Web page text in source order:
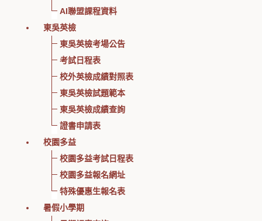
AI聯盟課程資料
東吳英檢
東吳英檢考場公告
考試日程表
校外英檢成績對照表
東吳英檢試題範本
東吳英檢成績查詢
證書申請表
校園多益
校園多益考試日程表
校園多益報名網址
特殊優惠生報名表
暑假小學期